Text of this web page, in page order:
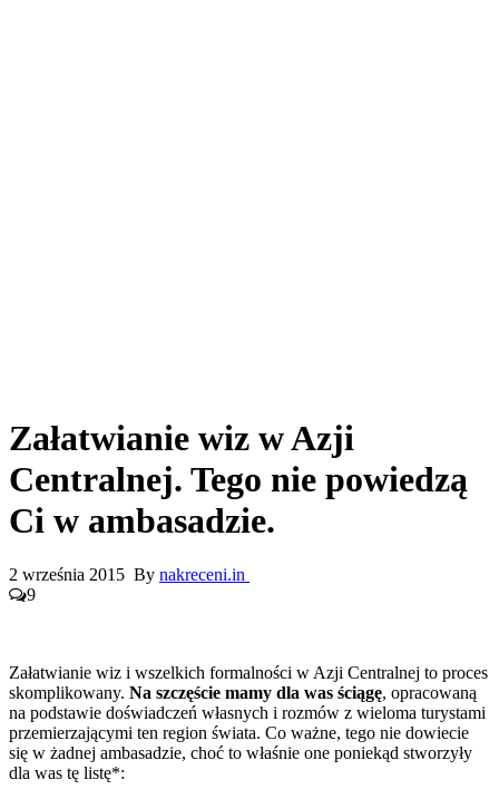
Załatwianie wiz w Azji
Centralnej. Tego nie powiedzą
Ci w ambasadzie.
2 września 2015 By nakreceni.in
9
Załatwianie wiz i wszelkich formalności w Azji Centralnej to proces
skomplikowany. Na szczęście mamy dla was ściągę, opracowaną
na podstawie doświadczeń własnych i rozmów z wieloma turystami
przemierzającymi ten region świata. Co ważne, tego nie dowiecie
się w żadnej ambasadzie, choć to właśnie one poniekąd stworzyły
dla was tę listę*: